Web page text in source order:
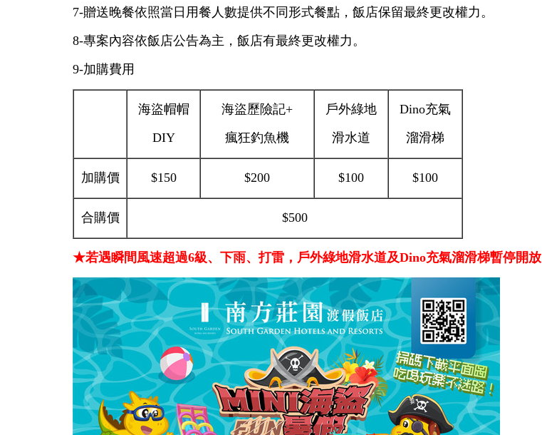
7-贈送晚餐依照當日用餐人數提供不同形式餐點，飯店保留最終更改權力。
8-專案內容依飯店公告為主，飯店有最終更改權力。
9-加購費用
海盜帽帽
DIY
海盜歷險記+
瘋狂釣魚機
戶外綠地
滑水道
Dino充氣
溜滑梯
加購價 $150 $200 $100 $100
合購價 $500
★若遇瞬間風速超過6級、下雨、打雷，戶外綠地滑水道及Dino充氣溜滑梯暫停開放